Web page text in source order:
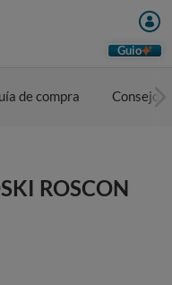
Guio
de compra Consejos
ROSCON